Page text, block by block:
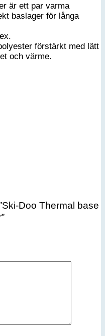
är ett par varma
baslager för långa
förstärkt med lätt
och värme.
Doo Thermal base